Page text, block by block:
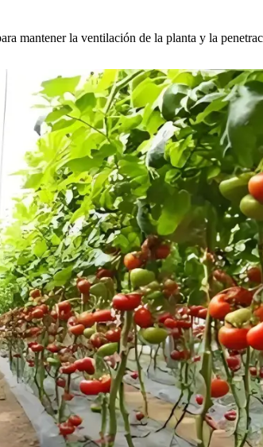
mantener la ventilación de la planta y la